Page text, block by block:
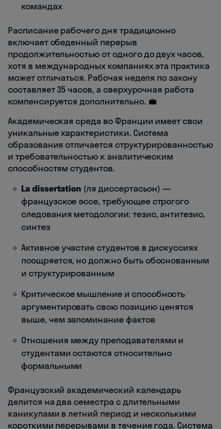
командах
Расписание рабочего дня традиционно
включает обеденный перерыв
продолжительностью от одного до двух часов,
хотя в международных компаниях эта практика
может отличаться. Рабочая неделя по закону
составляет 35 часов, а сверхурочная работа
компенсируется дополнительно. 💼
Академическая среда во Франции имеет свои
уникальные характеристики. Система
образования отличается структурированностью
и требовательностью к аналитическим
способностям студентов.
La dissertation (ля диссертасьон) —
французское эссе, требующее строгого
следования методологии: тезис, антитезис,
синтез
Активное участие студентов в дискуссиях
поощряется, но должно быть обоснованным
и структурированным
Критическое мышление и способность
аргументировать свою позицию ценятся
выше, чем запоминание фактов
Отношения между преподавателями и
студентами остаются относительно
формальными
Французский академический календарь
делится на два семестра с длительными
каникулами в летний период и несколькими
короткими перерывами в течение года. Система